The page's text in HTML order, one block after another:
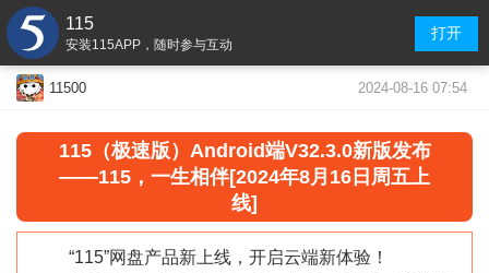
115
安装115APP，随时参与互动
打开
11500 2024-08-16 07:54
115（极速版） Android端V32.3.0新版发布
——115，一生相伴[2024年8月16日周五上
线]
“115”网盘产品新上线，开启云端新体验！